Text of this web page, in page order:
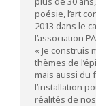
poésie, l’art
2013 dans le
l’association
« Je construis
thèmes de
mais aussi du
l’installation
réalités de